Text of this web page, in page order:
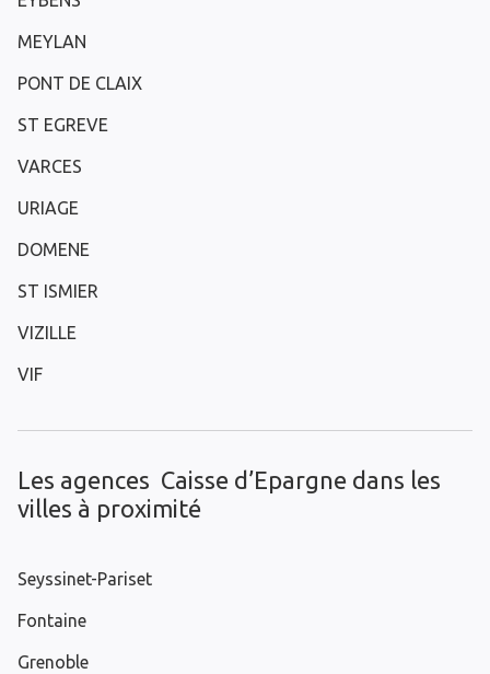
MEYLAN
PONT DE CLAIX
ST EGREVE
VARCES
URIAGE
DOMENE
ST ISMIER
VIZILLE
VIF
Les agences Caisse d’Epargne dans les
villes à proximité
Seyssinet-Pariset
Fontaine
Grenoble